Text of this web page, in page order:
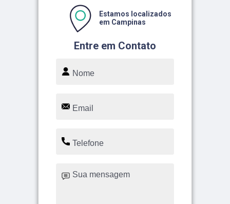
Entre em Contato
Estamos localizados
em Campinas